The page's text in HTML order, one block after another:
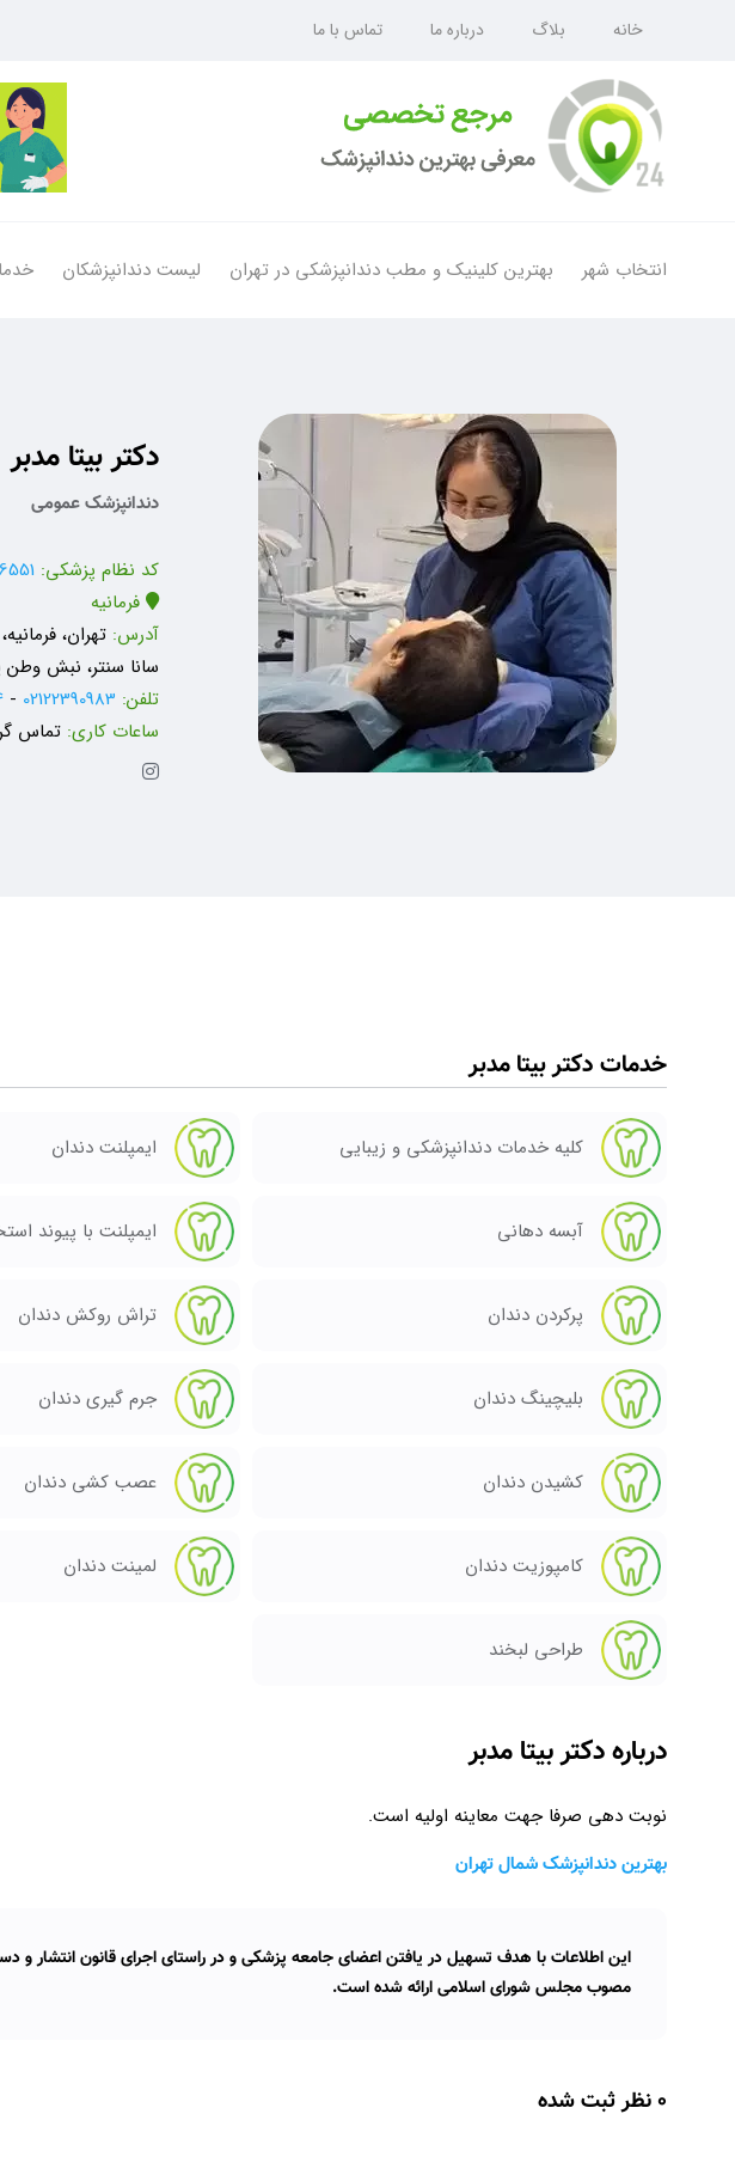
خانه بلاگ درباره ما تماس با ما
انتخاب شهر بهترین کلینیک و مطب دندانپزشکی در تهران لیست دندانپزشکان
دکتر بیتا مدبر
دندانپزشک عمومی
کد نظام پزشکی:
فرمانیه
آدرس: تهران،
سانا سنتر، نبش وطن پور
تلفن: 02122390983
-
ساعات کاری: تماس
خدمات دکتر بیتا مدبر
کلیه خدمات دندانپزشکی و زیبایی ایمپلنت دندان
آبسه دهانی ایمپلنت با پیوند
پرکردن دندان تراش روکش دندان
بلیچینگ دندان جرم گیری دندان
کشیدن دندان عصب کشی دندان
کامپوزیت دندان لمینت دندان
طراحی لبخند
درباره دکتر بیتا مدبر
نوبت دهی صرفا جهت معاینه اولیه است.
بهترین دندانپزشک شمال تهران
این اطلاعات با هدف تسهیل در یافتن اعضای جامعه پزشکی و در راستای اجرای قانون انتشار و
مصوب مجلس شورای اسلامی ارائه شده است.
0 نظر ثبت شده